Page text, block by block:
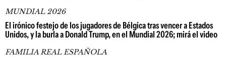
MUNDIAL 2026
El irónico festejo de los jugadores de Bélgica tras vencer a Estados
Unidos, y la burla a Donald Trump, en el Mundial 2026; mirá el video
FAMILIA REAL ESPAÑOLA